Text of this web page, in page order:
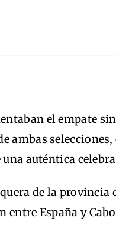
el empate
ambas
auténtica
de la provincia
España y Cabo